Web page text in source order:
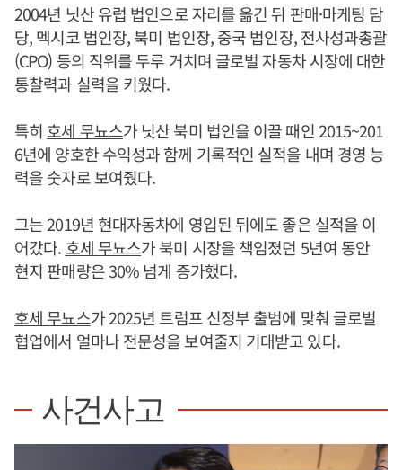
2004년 닛산 유럽 법인으로 자리를 옮긴 뒤 판매·마케팅 담
당, 멕시코 법인장, 북미 법인장, 중국 법인장, 전사성과총괄
(CPO) 등의 직위를 두루 거치며 글로벌 자동차 시장에 대한
통찰력과 실력을 키웠다.
특히 호세 무뇨스가 닛산 북미 법인을 이끌 때인 2015~201
6년에 양호한 수익성과 함께 기록적인 실적을 내며 경영 능
력을 숫자로 보여줬다.
그는 2019년 현대자동차에 영입된 뒤에도 좋은 실적을 이
어갔다. 호세 무뇨스가 북미 시장을 책임졌던 5년여 동안
현지 판매량은 30% 넘게 증가했다.
호세 무뇨스가 2025년 트럼프 신정부 출범에 맞춰 글로벌
협업에서 얼마나 전문성을 보여줄지 기대받고 있다.
사건사고